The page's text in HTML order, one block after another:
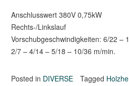
Anschlusswert 380V 0,75kW
Rechts-/Linkslauf
Vorschubgeschwindigkeiten: 6/22 –
2/7 – 4/14 – 5/18 – 10/36 m/min.
Posted in DIVERSE Tagged